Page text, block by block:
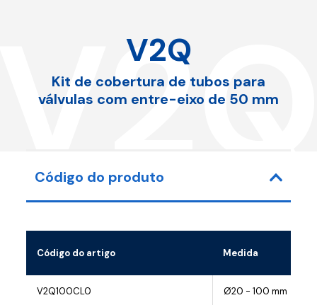
V2Q
Kit de cobertura de tubos para
válvulas com entre-eixo de 50 mm
Código do produto
Código do artigo Medida
V2Q100CL0 Ø20 - 100 mm